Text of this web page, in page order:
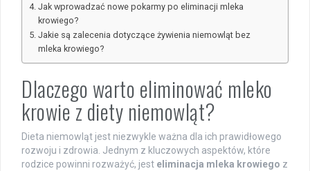
Jak wprowadzać nowe pokarmy po eliminacji mleka
krowiego?
Jakie są zalecenia dotyczące żywienia niemowląt bez
mleka krowiego?
Dlaczego warto eliminować mleko
krowie z diety niemowląt?
Dieta niemowląt jest niezwykle ważna dla ich prawidłowego
rozwoju i zdrowia. Jednym z kluczowych aspektów, które
rodzice powinni rozważyć, jest eliminacja mleka krowiego z